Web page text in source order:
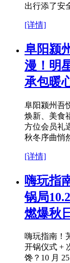
出行添了安
[详情]
阜阳颍
漫！明
承包暖
阜阳颍州吾
焕新、美食
方位会员礼
秋冬序曲悄
[详情]
嗨玩指
锅局
燃爆秋日
嗨玩指南！
开锅仪式 +
馋？10 月